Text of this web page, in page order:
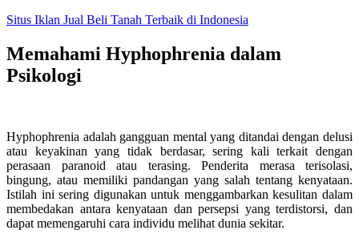
Skip
content
Situs Iklan Jual Beli Tanah Terbaik di Indonesia
Memahami Hyphophrenia dalam
Psikologi
Hyphophrenia adalah gangguan mental yang ditandai dengan delusi
atau keyakinan yang tidak berdasar, sering kali terkait dengan
perasaan paranoid atau terasing. Penderita merasa terisolasi,
bingung, atau memiliki pandangan yang salah tentang kenyataan.
Istilah ini sering digunakan untuk menggambarkan kesulitan dalam
membedakan antara kenyataan dan persepsi yang terdistorsi, dan
dapat memengaruhi cara individu melihat dunia sekitar.